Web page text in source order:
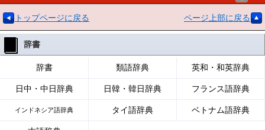
トップページに戻る ページ上部に戻る
辞書
辞書 類語辞典 英和・和英辞典
日中・中日辞典 日韓・韓日辞典 フランス語辞典
インドネシア語辞典 タイ語辞典 ベトナム語辞典